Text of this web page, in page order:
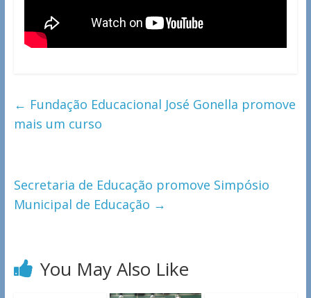
← Fundação Educacional José Gonella promove
mais um curso
Secretaria de Educação promove Simpósio
Municipal de Educação →
You May Also Like